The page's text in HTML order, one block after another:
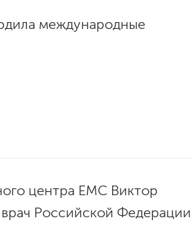
международные
центра ЕМС Виктор
Российской Федерации